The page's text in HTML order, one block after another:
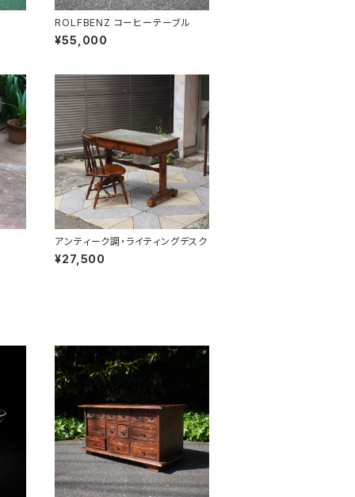
ROLFBENZ コーヒーテーブル
¥55,000
アンティーク調・ライティングデスク
¥27,500